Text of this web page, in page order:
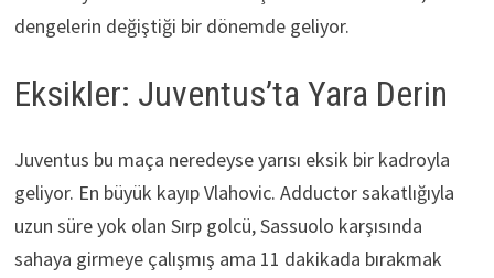
dengelerin değiştiği bir dönemde geliyor.
Eksikler: Juventus’ta Yara Derin
Juventus bu maça neredeyse yarısı eksik bir kadroyla
geliyor. En büyük kayıp Vlahovic. Adductor sakatlığıyla
uzun süre yok olan Sırp golcü, Sassuolo karşısında
sahaya girmeye çalışmış ama 11 dakikada bırakmak